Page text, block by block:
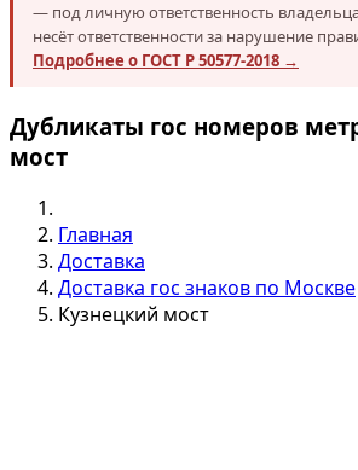
— под личную ответственность
несёт ответственности за нарушение
Подробнее о ГОСТ Р 50577-2018 →
Дубликаты гос номеров
мост
Главная
Доставка
Доставка гос знаков по Москве
Кузнецкий мост